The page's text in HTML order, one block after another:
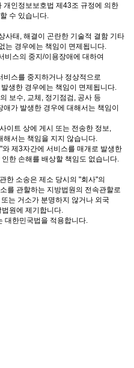
개인정보보호법 제43조 규정에 의한
수 있습니다.
사태, 해결이 곤란한 기술적 결함 기타
는 경우에는 책임이 면제됩니다.
비스의 중지/이용장애에 대하여
스를 중지하거나 정상적으로
생한 경우에는 책임이 면제됩니다.
보수, 교체, 정기점검, 공사 등
가 발생한 경우에 대해서는 책임이
이트 상에 게시 또는 전송한 정보,
해서는 책임을 지지 않습니다.
제3자간에 서비스를 매개로 발생한
한 손해를 배상할 책임도 없습니다.
한 소송은 제소 당시의 "회사"의
를 관할하는 지방법원의 전속관할로
는 거소가 분명하지 않거나 외국
원에 제기합니다.
대한민국법을 적용합니다.